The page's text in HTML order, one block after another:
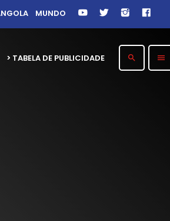
MUNDO
> TABELA DE PUBLICIDADE search menu